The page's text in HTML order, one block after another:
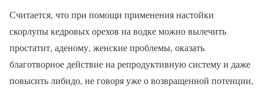
Считается, что при помощи применения настойки
скорлупы кедровых орехов на водке можно вылечить
простатит, аденому, женские проблемы, оказать
благотворное действие на репродуктивную систему и даже
повысить либидо, не говоря уже о возвращенной потенции,